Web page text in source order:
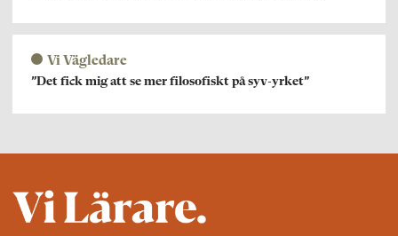
Vi Vägledare
”Det fick mig att se mer filosofiskt på syv-yrket”